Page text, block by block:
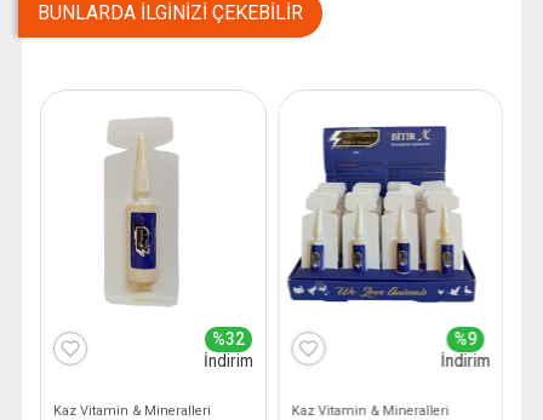
BUNLARDA İLGINIZI ÇEKEBILIR
%32
İndirim
Kaz Vitamin & Mineralleri
%9
İndirim
Kaz Vitamin & Mineralleri